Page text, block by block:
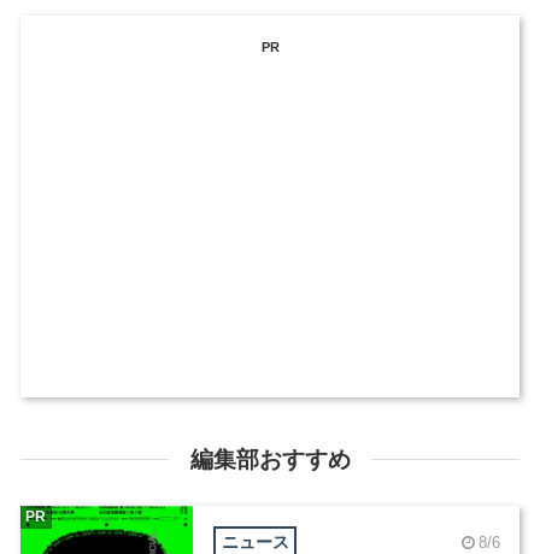
PR
編集部おすすめ
ニュース 8/6
PR